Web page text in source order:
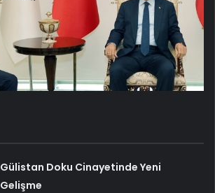
Gülistan Doku Cinayetinde Yeni
Gelişme